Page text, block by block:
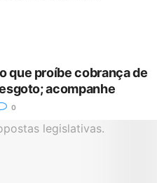
que proíbe cobrança de
acompanhe
0